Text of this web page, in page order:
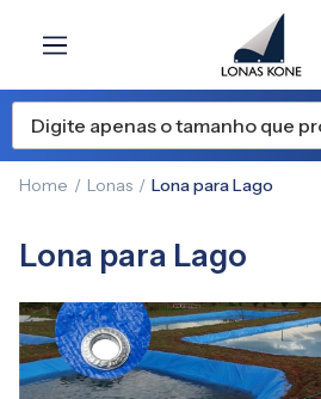
Home Lonas Lona para Lago
Lona para Lago